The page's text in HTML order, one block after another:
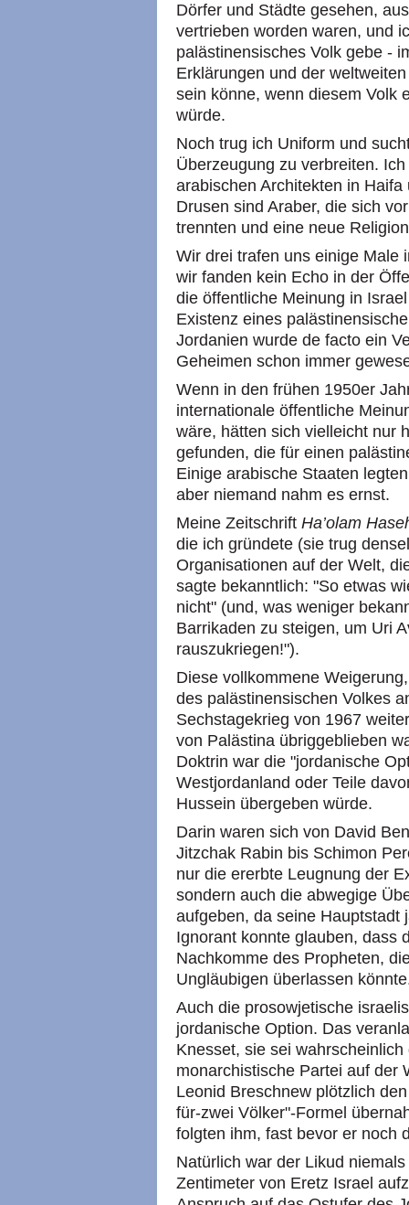
Dörfer und Städte gesehen,
vertrieben worden waren, und
palästinensisches Volk gebe -
Erklärungen und der
sein könne, wenn diesem Volk
würde.
Noch trug ich Uniform und
Überzeugung zu verbreiten.
arabischen Architekten in
Drusen sind Araber, die sich
trennten und eine neue
Wir drei trafen uns einige Male
wir fanden kein Echo in der
die öffentliche Meinung in
Existenz eines
Jordanien wurde de facto ein
Geheimen schon immer
Wenn in den frühen 1950er
internationale öffentliche
wäre, hätten sich vielleicht nur
gefunden, die für einen
Einige arabische Staaten
aber niemand nahm es ernst.
Meine Zeitschrift Ha’olam
die ich gründete (sie trug
Organisationen auf der Welt,
sagte bekanntlich: "So etwas
nicht" (und, was weniger
Barrikaden zu steigen, um Uri
rauszukriegen!").
Diese vollkommene
des palästinensischen Volkes
Sechstagekrieg von 1967
von Palästina übriggeblieben
Doktrin war die "jordanische
Westjordanland oder Teile
Hussein übergeben würde.
Darin waren sich von David
Jitzchak Rabin bis Schimon
nur die ererbte Leugnung der
sondern auch die abwegige
aufgeben, da seine Hauptstadt
Ignorant konnte glauben, dass
Nachkomme des Propheten,
Ungläubigen überlassen
Auch die prosowjetische
jordanische Option. Das
Knesset, sie sei
monarchistische Partei auf der
Leonid Breschnew plötzlich
für-zwei Völker"-Formel
folgten ihm, fast bevor er noch
Natürlich war der Likud
Zentimeter von Eretz Israel